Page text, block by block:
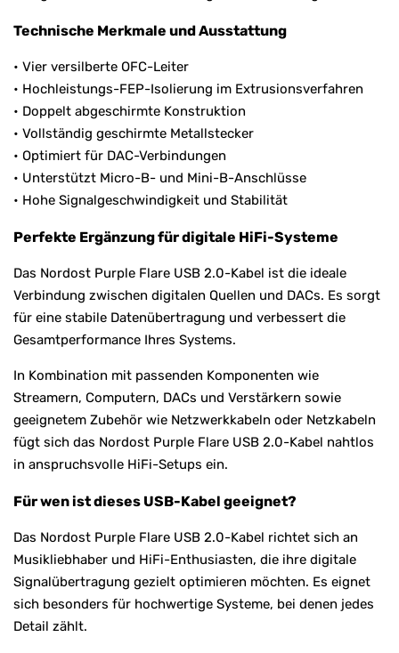
Technische Merkmale und Ausstattung
• Vier versilberte OFC-Leiter
• Hochleistungs-FEP-Isolierung im Extrusionsverfahren
• Doppelt abgeschirmte Konstruktion
• Vollständig geschirmte Metallstecker
• Optimiert für DAC-Verbindungen
• Unterstützt Micro-B- und Mini-B-Anschlüsse
• Hohe Signalgeschwindigkeit und Stabilität
Perfekte Ergänzung für digitale HiFi-Systeme
Das Nordost Purple Flare USB 2.0-Kabel ist die ideale
Verbindung zwischen digitalen Quellen und DACs. Es sorgt
für eine stabile Datenübertragung und verbessert die
Gesamtperformance Ihres Systems.
In Kombination mit passenden Komponenten wie
Streamern, Computern, DACs und Verstärkern sowie
geeignetem Zubehör wie Netzwerkkabeln oder Netzkabeln
fügt sich das Nordost Purple Flare USB 2.0-Kabel nahtlos
in anspruchsvolle HiFi-Setups ein.
Für wen ist dieses USB-Kabel geeignet?
Das Nordost Purple Flare USB 2.0-Kabel richtet sich an
Musikliebhaber und HiFi-Enthusiasten, die ihre digitale
Signalübertragung gezielt optimieren möchten. Es eignet
sich besonders für hochwertige Systeme, bei denen jedes
Detail zählt.